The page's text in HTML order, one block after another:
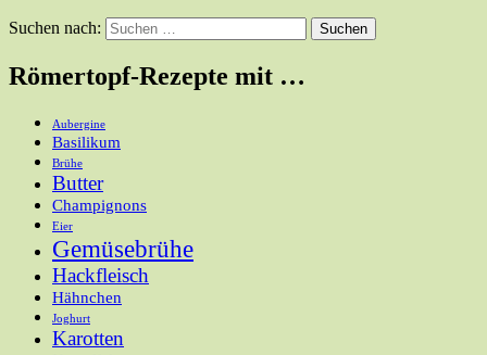
Suchen nach:
Römertopf-Rezepte mit …
Aubergine
Basilikum
Brühe
Butter
Champignons
Eier
Gemüsebrühe
Hackfleisch
Hähnchen
Joghurt
Karotten